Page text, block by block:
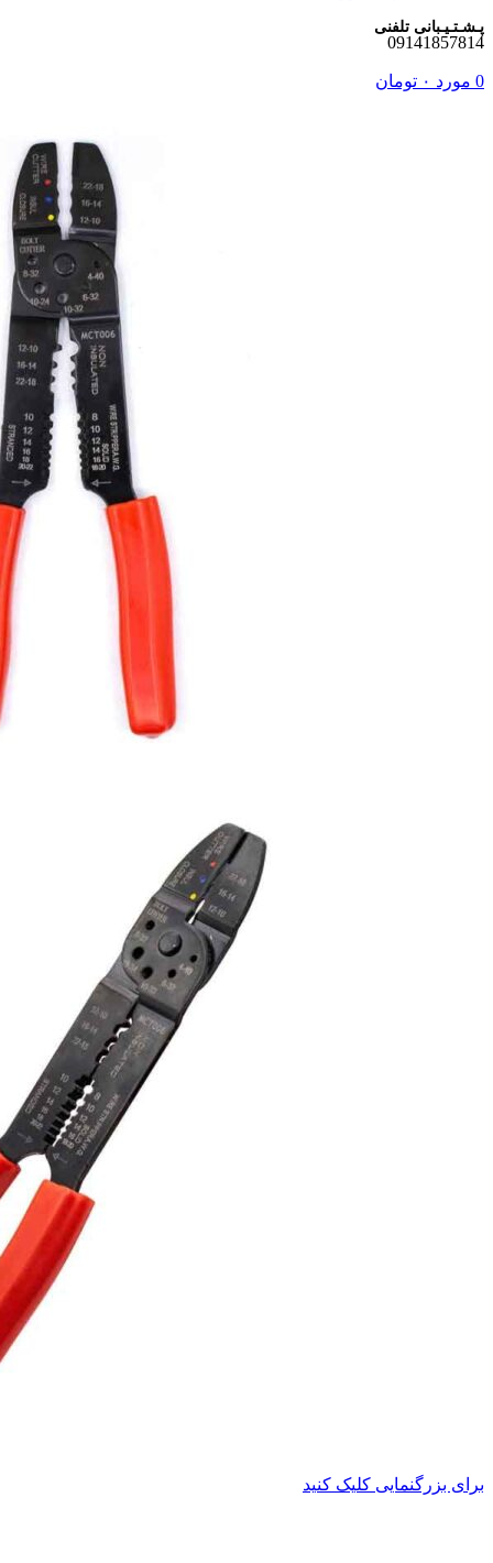
پـشـتـیـبانی تلفنی
09141857814
0 مورد ۰ تومان
برای بزرگنمایی کلیک کنید